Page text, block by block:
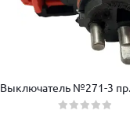
Выключатель №271-3